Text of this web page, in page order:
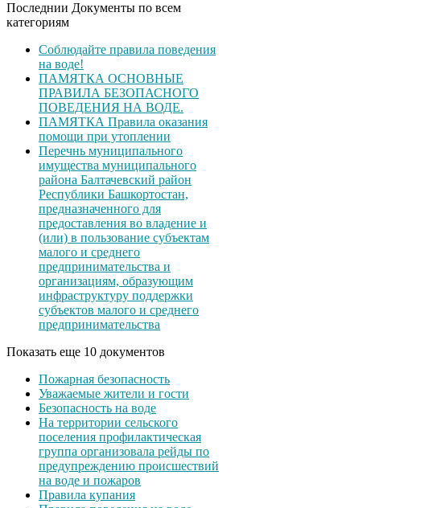
Последнии Документы по всем
категориям
Соблюдайте правила поведения
на воде!
ПАМЯТКА ОСНОВНЫЕ
ПРАВИЛА БЕЗОПАСНОГО
ПОВЕДЕНИЯ НА ВОДЕ.
ПАМЯТКА Правила оказания
помощи при утоплении
Перечнь муниципального
имущества муниципального
района Балтачевский район
Республики Башкортостан,
предназначенного для
предоставления во владение и
(или) в пользование субъектам
малого и среднего
предпринимательства и
организациям, образующим
инфраструктуру поддержки
субъектов малого и среднего
предпринимательства
Показать еще 10 документов
Пожарная безопасность
Уважаемые жители и гости
Безопасность на воде
На территории сельского
поселения профилактическая
группа организовала рейды по
предупреждению происшествий
на воде и пожаров
Правила купания